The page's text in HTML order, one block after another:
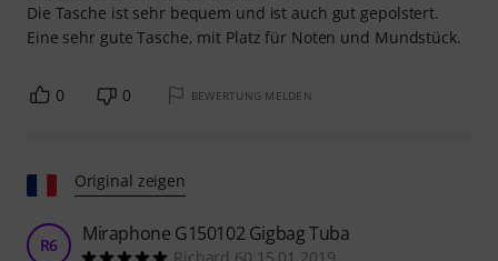
Die Tasche ist sehr bequem und ist auch gut gepolstert.
Eine sehr gute Tasche, mit Platz für Noten und Mundstück.
0 0 BEWERTUNG MELDEN
Original zeigen
R6 Miraphone G150102 Gigbag Tuba
Richard 60 15.01.2019